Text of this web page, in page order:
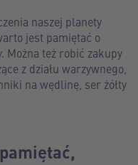
naszej planety
jest pamiętać o
Można też robić zakupy
z działu warzywnego,
na wędlinę, ser żółty